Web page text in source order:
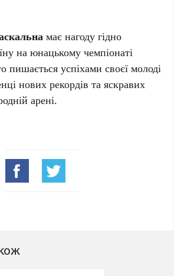
має нагоду гідно
на юнацькому чемпіонаті
пишається успіхами своєї молоді
нових рекордів та яскравих
арені.